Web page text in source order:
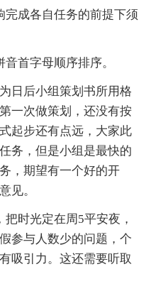
成各自任务的前提下须
首字母顺序排序。
后小组策划书所用格
一次做策划，还没有按
起步还有点远，大家此
务，但是小组是最快的
，期望有一个好的开
见。
时光定在周5平安夜，
参与人数少的问题，个
吸引力。这还需要听取